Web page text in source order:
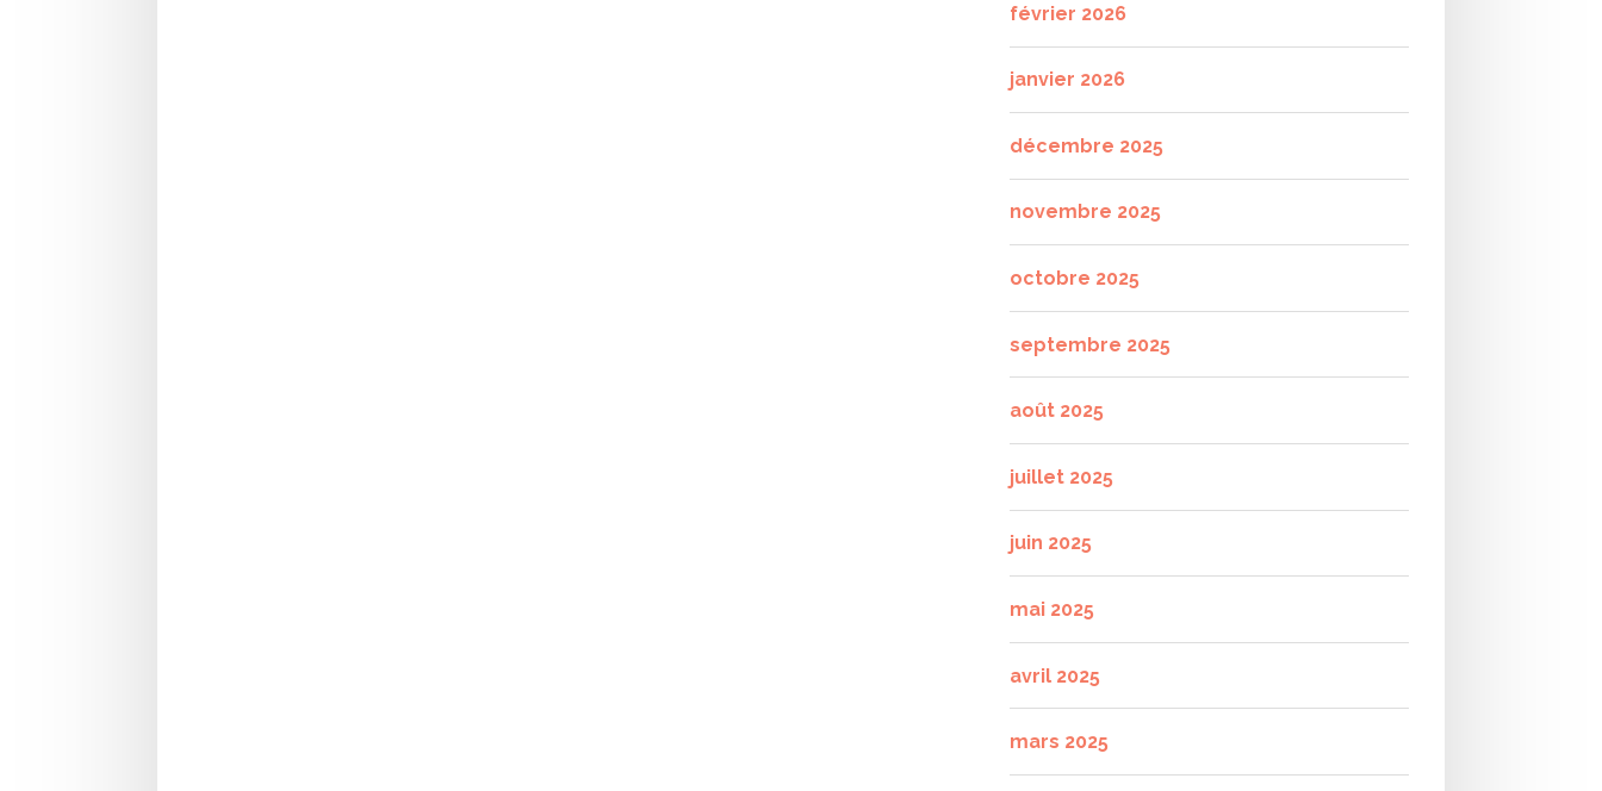
février 2026
janvier 2026
décembre 2025
novembre 2025
octobre 2025
septembre 2025
août 2025
juillet 2025
juin 2025
mai 2025
avril 2025
mars 2025